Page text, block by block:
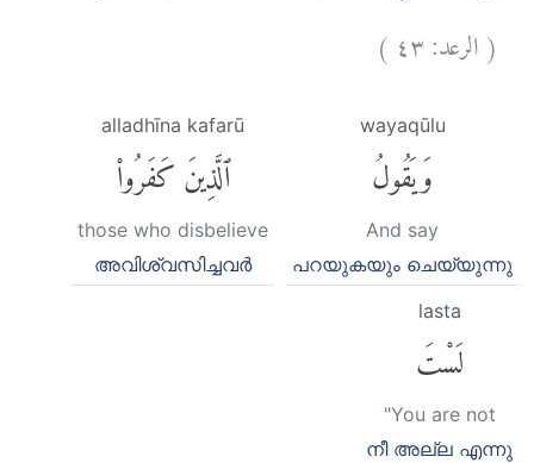
(الرعد:٤٣)
wayaqūlu
وَيَقُولُ
And say
പറയുകയും ചെയ്യുന്നു
alladhīna kafarū
ٱلَّذِينَ كَفَرُوا۟
those who disbelieve
അവിശ്വസിച്ചവര്‍
lasta
لَسْتَ
"You are not
നീ അല്ല എന്നു